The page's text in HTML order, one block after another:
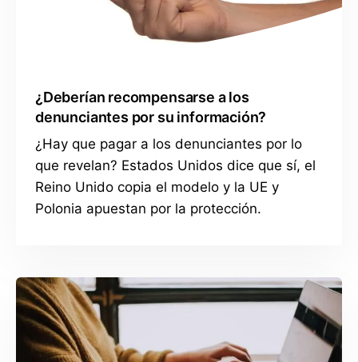
¿Deberían recompensarse a los
denunciantes por su información?
¿Hay que pagar a los denunciantes por lo
que revelan? Estados Unidos dice que sí, el
Reino Unido copia el modelo y la UE y
Polonia apuestan por la protección.